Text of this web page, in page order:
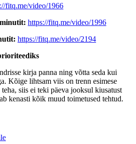
fitq.me/video/1966
https://fitq.me/video/1996
https://fitq.me/video/2194
kirja panna ning võtta seda kui
Kõige lihtsam viis on trenn esimese
siis ei teki päeva jooksul kiusatust
kenasti kõik muud toimetused tehtud.